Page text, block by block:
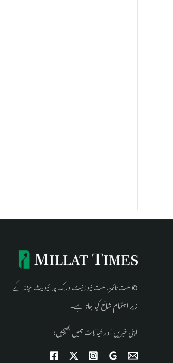
© ملت ٹائمز، ملت نیوز نیٹ ورک پرائیویٹ لمیٹڈ کے
زیر اہتمام شائع کیا جاتا ہے۔
اپنی خبریں اور خیالات ہمیں بھیجیں: